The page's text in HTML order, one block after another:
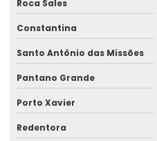
Roca Sales
Constantina
Santo Antônio das Missões
Pantano Grande
Porto Xavier
Redentora